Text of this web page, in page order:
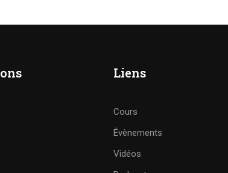
Liens
Cours
Évènements
Vidéos